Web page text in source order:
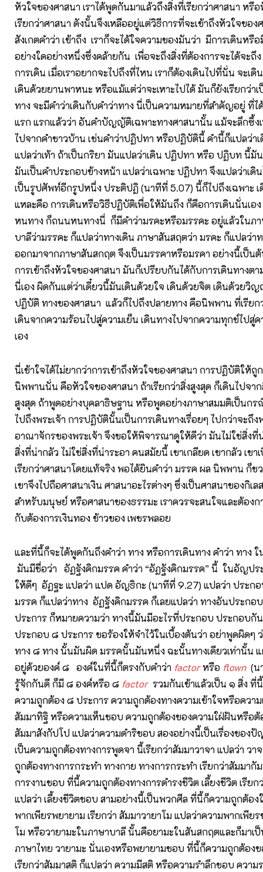
หัวใจของศาสนา เราได้พูดกันมาแล้วถึงสิ่งที่เรียกว่าศาสนา หรื
เรียกว่าศาสนา ดังนั้นจึงเหลืออยู่แต่วิธีการที่จะเข้าถึงหัวใจของ
สังเกตคำว่า เข้าถึง เราก็จะได้ใจความของมันว่า มีการเดินหรื
อย่างใดอย่างหนึ่งซึ่งคล้ายกัน เพื่อจะถึงสิ่งที่ต้องการจะได้จะถึ
การเดิน เมื่อเราอยากจะไปถึงที่ไหน เราก็ต้องเดินไปที่นั่น จะเดิ
เดินด้วยยานพาหนะ หรือแม้แต่ว่าจะเหาะไปได้ มันก็ยังเรียกว่า
ทาง จะมีคำว่าเดินกับคำว่าทาง นี่เป็นความหมายที่สำคัญอยู่ ที่
แรก แรกแล้วว่า อันคำบัญญัติเฉพาะทางศาสนานั้น แม้จะลึกซึ้ง
ไปจากคำชาวบ้าน เช่นคำว่าปฏิปทา หรือปฏิบัตินี้ คำนี้ก็แปลว่า
แปลว่าเท้า ถ้าเป็นกริยา มันแปลว่าเดิน ปฏิปทา หรือ ปฏิบท นี้มั
มันเป็นคำประกอบข้างหน้า แปลว่าเฉพาะ ปฏิปทา จึงแปลว่าเดิ
เป็นรูปศัพท์อีกรูปหนึ่ง ประติปฏิ (นาทีที่ 5.07) นี้ก็ไปถึงเฉพาะ เ
แหละคือ การเดินหรือวิธีปฏิบัติเพื่อให้มันถึง ก็คือการเดินนั่นเอ
หนทาง ก็ถนนหนทางนี่ ก็มีคำว่ามรคะหรือมรรคะ อยู่แล้วในภ
บาลีว่ามรรคะ ก็แปลว่าทางเดิน ภาษาสันสฤตว่า มรคะ ก็แปลว่า
ออกมาจากภาษาสันสกฤต จึงเป็นมรรคาหรือมรคา อย่างนี้เป็น
การเข้าถึงหัวใจของศาสนา มันก็เปรียบกันได้กับการเดินทางต
นี่เอง ผิดกันแต่ว่าเดี๋ยวนี้มันเดินด้วยใจ เดินด้วยจิต เดินด้วยวิ
ปฏิบัติ ทางของศาสนา แล้วก็ไปถึงปลายทาง คือนิพพาน ที่เรียก
เดินจากความร้อนไปสู่ความเย็น เดินทางไปจากความทุกข์ไปสู่
เอง
นี่เข้าใจได้ไม่ยากว่าการเข้าถึงหัวใจของศาสนา การปฏิบัติให้ถู
นิพพานนั่น คือหัวใจของศาสนา ถ้าเรียกว่าสิ่งสูงสุด ก็เดินไปจา
สูงสุด ถ้าพูดอย่างบุคลาธิษฐาน หรือพูดอย่างภาษาสมมติเป็นกร
ไปถึงพระเจ้า การปฏิบัตินั้นเป็นการเดินทางเรื่อยๆ ไปกว่าจะถึง
อาณาจักรของพระเจ้า จึงขอให้พิจารณาดูให้ดีว่า มันไม่ใช่สิ่งที่
สิ่งที่น่ากลัว ไม่ใช่สิ่งที่น่าระอา คนสมัยนี้ เขาเกลียด เขากลัว เขา
เรียกว่าศาสนาโดยแท้จริง พอได้ยินคำว่า มรรค ผล นิพพาน ก็
เขาจึงไปถือศาสนาเงิน ศาสนาอะไรต่างๆ ซึ่งเป็นศาสนาของกิเล
สำหรับมนุษย์ หรือศาสนาของธรรมะ เราควรจะสนใจและต้องก
กับต้องการเงินทอง ข้าวของ เพชรพลอย
และที่นี้ก็จะได้พูดกันถึงคำว่า ทาง หรือการเดินทาง คำว่า ทาง
มันมีชื่อว่า อัฏฐังคิกมรรค คำว่า “อัฏฐังคิกมรรค” นี้ ในอัญปร
ให้ดีๆ อัฏฐะ แปลว่า แปด อัญธิกะ (นาทีที่ 9.27) แปลว่า ประก
มรรค ก็แปลว่าทาง อัฏฐังคิกมรรค ก็เลยแปลว่า ทางอันประกอ
ประการ ก็หมายความว่า ทางนี้มันมีอะไรที่ประกอบ ประกอบกัน
ประกอบ ๘ ประการ ขอร้องให้จำไว้ในเบื้องต้นว่า อย่าพูดผิดๆ
ทาง ๘ ทาง นั้นมันผิด มรรคนั้นมันหนึ่ง ฉะนั้นทางเดียวเท่านั้น
อยู่ด้วยองค์ ๘ องค์ในที่นี้ก็ตรงกับคำว่า factorหรือ flown (น
รู้จักกันดี ก็มี ๘ องค์หรือ ๘ factorรวมกันเข้าแล้วเป็น ๑ สิ่ง ที่
ความถูกต้อง ๘ ประการ ความถูกต้องทางความเข้าใจหรือความ
สัมมาทิฐิ หรือความเห็นชอบ ความถูกต้องของความใฝ่ฝันหรือต้
สัมมาสังกัปโป แปลว่าความดำริชอบ สองอย่างนี้เป็นเรื่องของ
เป็นความถูกต้องทางการพูดจา นี้เรียกว่าสัมมาวาจา แปลว่า ว
ถูกต้องทางการกระทำ ทางกาย ทางการกระทำ เรียกว่าสัมมากั
การงานชอบ ที่นี้ความถูกต้องทางการดำรงชีวิต เลี้ยงชีวิต เรียก
แปลว่า เลี้ยงชีวิตชอบ สามอย่างนี้เป็นพวกศีล ที่นี้ก็ความถูกต้อง
พากเพียรพยายาม เรียกว่า สัมมาวายาโม แปลว่าความพากเพีย
โม หรือวายามะในภาษาบาลี นั้นคือยามะในสันสกฤตและก็มาเ
ภาษาไทย วายามะ นั่นเองหรือพยายามชอบ ที่นี้ก็ความถูกต้องข
เรียกว่าสัมมาสติ ก็แปลว่า ความมีสติ หรือความรำลึกชอบ ความ